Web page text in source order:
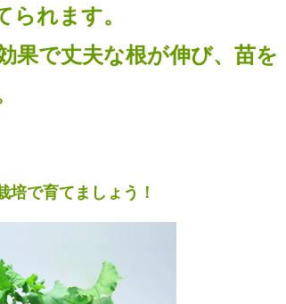
れます。
果で丈夫な根が伸び、苗を
培で育てましょう！